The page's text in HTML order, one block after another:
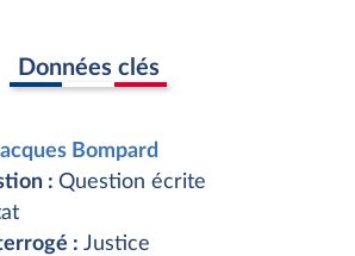
Données clés
Bompard
: Question écrite
: Justice